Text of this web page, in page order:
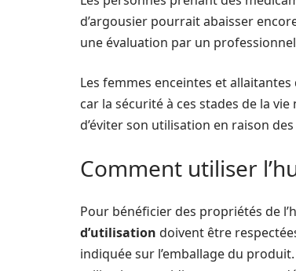
d’argousier pourrait abaisser
une évaluation par un
Les femmes enceintes et
car la sécurité à ces stades de la
d’éviter son utilisation en raison
Comment utiliser
Pour bénéficier des propriétés de
d’utilisation doivent être
indiquée sur l’emballage du